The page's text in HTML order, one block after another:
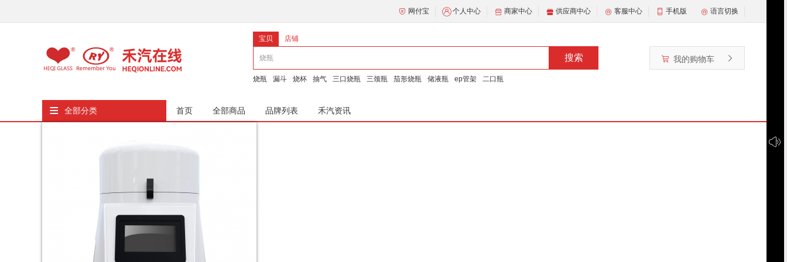
网付宝 个人中心 商家中心 供应商中心 客服中心 手机版 语言切换
宝贝 店铺
搜索 我的购物车
烧瓶 漏斗 烧杯 抽气 三口烧瓶 三颈瓶 茄形烧瓶 储液瓶 ep管架 二口瓶
≡ 全部分类 首页 全部商品 品牌列表 禾汽资讯